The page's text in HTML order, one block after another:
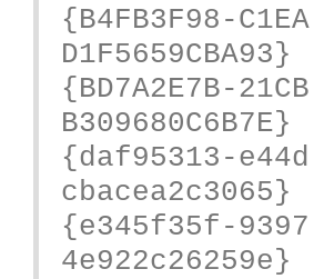
{B4FB3F98-
D1F5659CBA93}
{BD7A2E7B-
B309680C6B7E}
{daf95313-
cbacea2c3065}
{e345f35f-
4e922c26259e}